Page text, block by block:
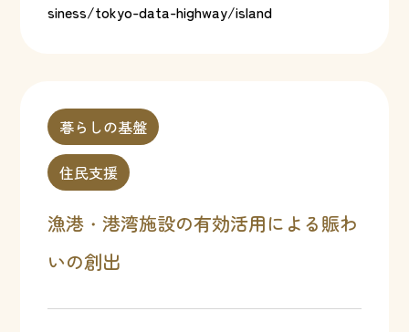
siness/tokyo-data-highway/island
暮らしの基盤
住民支援
漁港・港湾施設の有効活用による賑わ
いの創出